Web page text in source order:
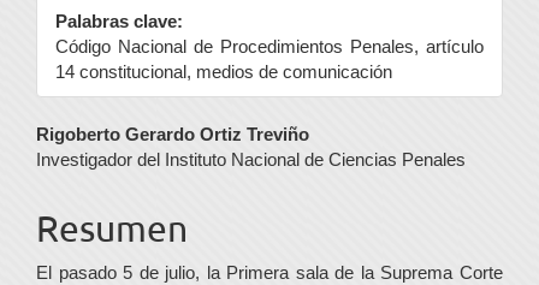
Palabras clave:
Código Nacional de Procedimientos Penales, artículo
14 constitucional, medios de comunicación
Contenido
principal
del
artículo
Rigoberto Gerardo Ortiz Treviño
Investigador del Instituto Nacional de Ciencias Penales
Resumen
El pasado 5 de julio, la Primera sala de la Suprema Corte